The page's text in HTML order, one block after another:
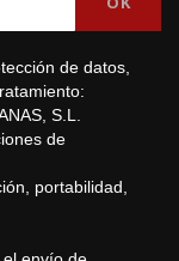
de datos,
S.L.
de
portabilidad,